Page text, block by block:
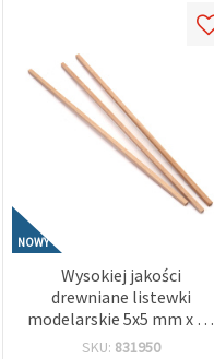
NOWY
Wysokiej jakości
drewniane listewki
modelarskie 5x5 mm x 30
cm – zestaw 10 gładkich,
SKU: 831950